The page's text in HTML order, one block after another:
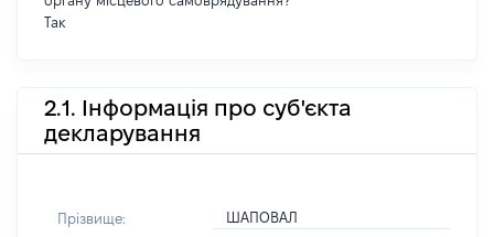
Так
2.1. Інформація про суб'єкта
декларування
Прізвище: ШАПОВАЛ